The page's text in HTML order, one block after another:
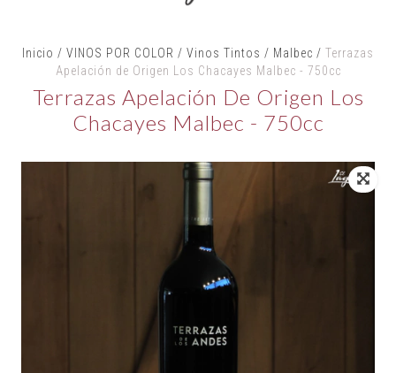
Inicio / VINOS POR COLOR / Vinos Tintos / Malbec / Terrazas
Apelación de Origen Los Chacayes Malbec - 750cc
Terrazas Apelación De Origen Los
Chacayes Malbec - 750cc